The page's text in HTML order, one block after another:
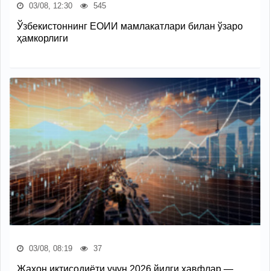
03/08, 12:30 545
Ўзбекистоннинг ЕОИИ мамлакатлари билан ўзаро
ҳамкорлиги
03/08, 08:19 37
Жаҳон иқтисодиёти учун 2026 йилги хавфлар —